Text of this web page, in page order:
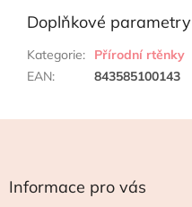
Doplňkové parametry
Kategorie:
Přírodní rtěnky
EAN: 843585100143
Informace pro vás